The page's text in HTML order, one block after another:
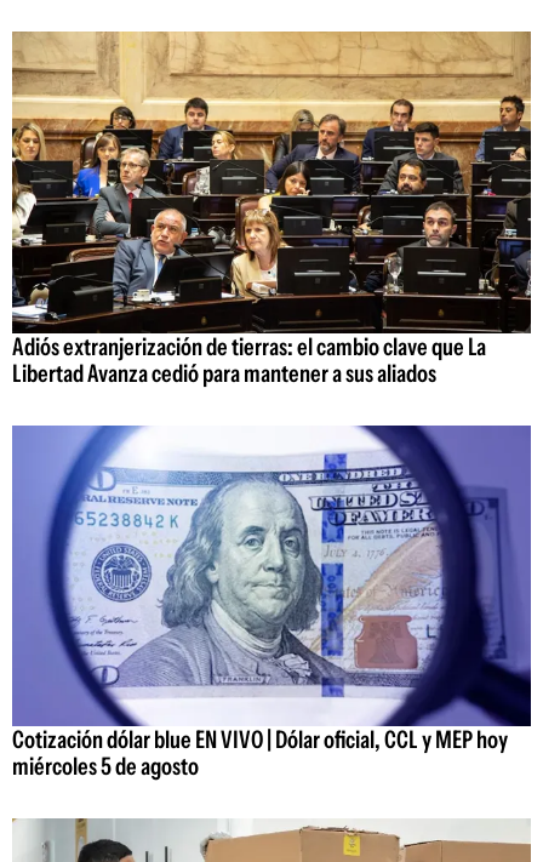
Adiós extranjerización de tierras: el cambio clave que La
Libertad Avanza cedió para mantener a sus aliados
Cotización dólar blue EN VIVO | Dólar oficial, CCL y MEP hoy
miércoles 5 de agosto